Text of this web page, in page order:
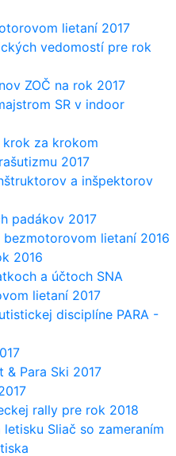
lietaní 2017
vedomostí pre rok
ZOČ na rok 2017
SR v indoor
krok za krokom
2017
a inšpektorov
padákov 2017
lietaní 2016
2016
a účtoch SNA
lietaní 2017
disciplíne PARA -
Para Ski 2017
rally pre rok 2018
Sliač so zameraním